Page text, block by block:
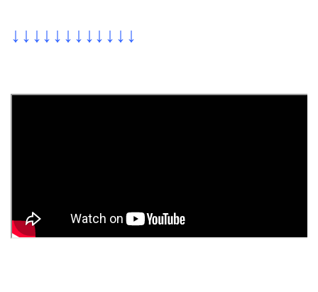
↓↓↓↓↓↓↓↓↓↓↓↓